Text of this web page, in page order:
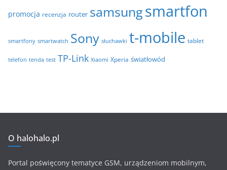
promocja recenzja router samsungsmartfon
smartfony smartwatch Sony słuchawki t-mobile tablet
telefon tenda test TP-Link Xiaomi Xperia światłowód
O halohalo.pl
Portal poświęcony tematyce GSM, urządzeniom mobilnym,